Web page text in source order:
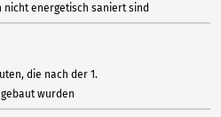
energetisch saniert sind
die nach der 1.
wurden